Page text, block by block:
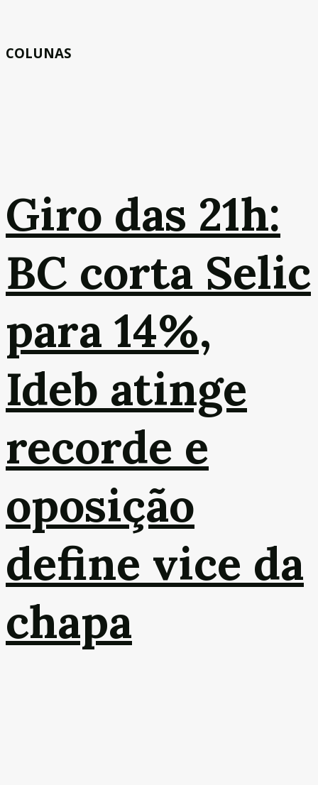
COLUNAS
Giro das 21h:
BC corta Selic
para 14%,
Ideb atinge
recorde e
oposição
define vice da
chapa